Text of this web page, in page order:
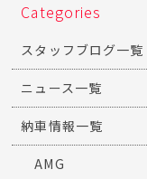
Categories
スタッフブログ一覧
ニュース一覧
納車情報一覧
AMG